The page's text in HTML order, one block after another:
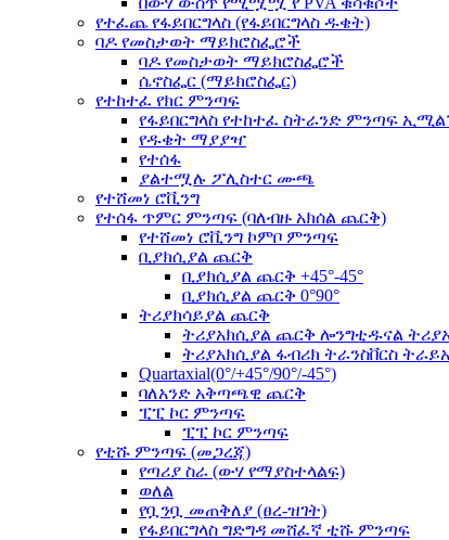
የተፈጨ የፋይበርግላስ (የፋይበርግላስ ዱቄት)
ባዶ የመስታወት ማይክሮስፌሮች
ባዶ የመስታወት ማይክሮስፌሮች
ሴኖስፌር (ማይክሮስፌር)
የተከተፈ የክር ምንጣፍ
የፋይበርግላስ የተከተፈ ስትራንድ ምንጣፍ
የዱቄት ማያያዣ
የተሰፋ
ያልተሟሉ ፖሊስተር ሙጫ
የተሸመነ ሮቪንግ
የተሰፋ ጥምር ምንጣፍ (ባለብዙ አክሰል ጨርቅ)
የተሸመነ ሮቪንግ ኮምቦ ምንጣፍ
ቢያክሲያል ጨርቅ
ቢያክሲያል ጨርቅ +45°-45°
ቢያክሲያል ጨርቅ 0°90°
ትሪያክሳይያል ጨርቅ
ትሪያአክሲያል ጨርቅ ሎንግቲዱናል
ትሪያአክሲያል ፋብሪክ ትራንስቨርስ
Quartaxial(0°/+45°/90°/-45°)
ባለአንድ አቅጣጫዊ ጨርቅ
ፒፒ ኮር ምንጣፍ
ፒፒ ኮር ምንጣፍ
የቲሹ ምንጣፍ (መጋረጃ)
የጣሪያ ስራ (ውሃ የማያስተላልፍ)
ወለል
የቧንቧ መጠቅለያ (ፀረ-ዝገት)
የፋይበርግላስ ግድግዳ መሸፈኛ ቲሹ ምንጣፍ